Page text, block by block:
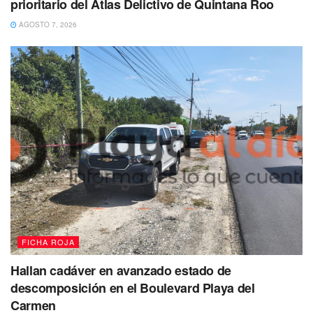
Los dos hombres a bordo de estetaxi con número
económico 2049fueron sorprendidos manipulando un
arma de fuego, por lo que al notar la presencia
policiaca, rápidamente se dieron a la fuga,situación que
generóla persecución de este automóvilpor las calles
del fraccionamiento.
Cabe mencionar que tras una larga persecución, los
policías preventivos lograron darle alcance y asegurar
el automóvil,por lo que procedierona realizar la
prioritario del Atlas Delictivo de Quintana Roo
AGOSTO 7, 2026
FICHA ROJA
Hallan cadáver en avanzado estado de
descomposición en el Boulevard Playa del
Carmen